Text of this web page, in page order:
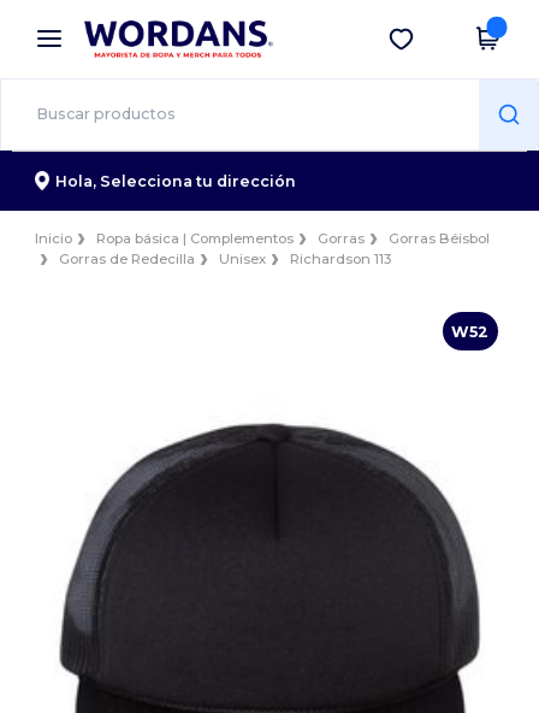
× App de Wordans
¡Mejores precios en app!
Descargar app
Hola, Selecciona tu dirección
Inicio Ropa básica | Complementos Gorras
Gorras Béisbol
Gorras de Redecilla
Unisex Richardson 113
W52